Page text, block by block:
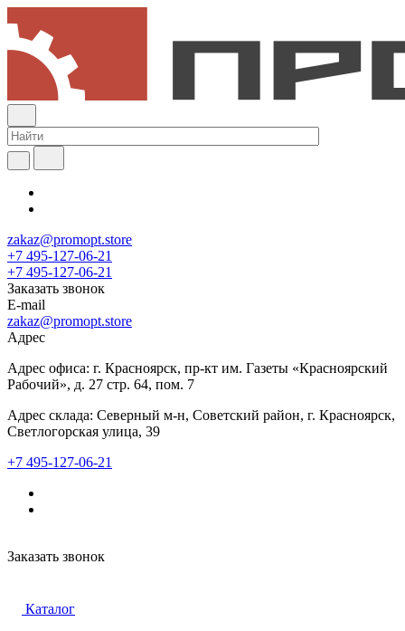
zakaz@promopt.store
+7 495-127-06-21
+7 495-127-06-21
Заказать звонок
E-mail
zakaz@promopt.store
Адрес
Адрес офиса: г. Красноярск, пр-кт им. Газеты «Красноярский
Рабочий», д. 27 стр. 64, пом. 7
Адрес склада: Северный м-н, Советский район, г. Красноярск,
Светлогорская улица, 39
+7 495-127-06-21
Заказать звонок
Каталог